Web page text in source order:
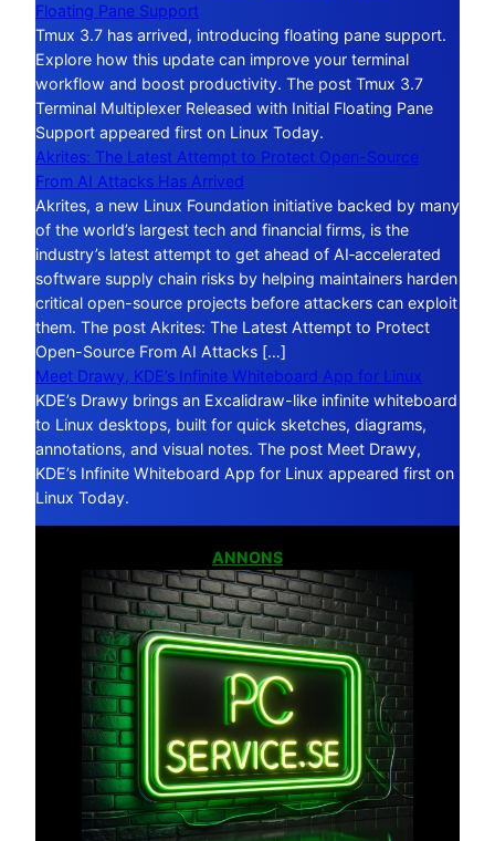
Floating Pane Support
Tmux 3.7 has arrived, introducing floating pane support.
Explore how this update can improve your terminal
workflow and boost productivity. The post Tmux 3.7
Terminal Multiplexer Released with Initial Floating Pane
Support appeared first on Linux Today.
Akrites: The Latest Attempt to Protect Open-Source
From AI Attacks Has Arrived
Akrites, a new Linux Foundation initiative backed by many
of the world’s largest tech and financial firms, is the
industry’s latest attempt to get ahead of AI‑accelerated
software supply chain risks by helping maintainers harden
critical open-source projects before attackers can exploit
them. The post Akrites: The Latest Attempt to Protect
Open-Source From AI Attacks […]
Meet Drawy, KDE’s Infinite Whiteboard App for Linux
KDE’s Drawy brings an Excalidraw-like infinite whiteboard
to Linux desktops, built for quick sketches, diagrams,
annotations, and visual notes. The post Meet Drawy,
KDE’s Infinite Whiteboard App for Linux appeared first on
Linux Today.
ANNONS